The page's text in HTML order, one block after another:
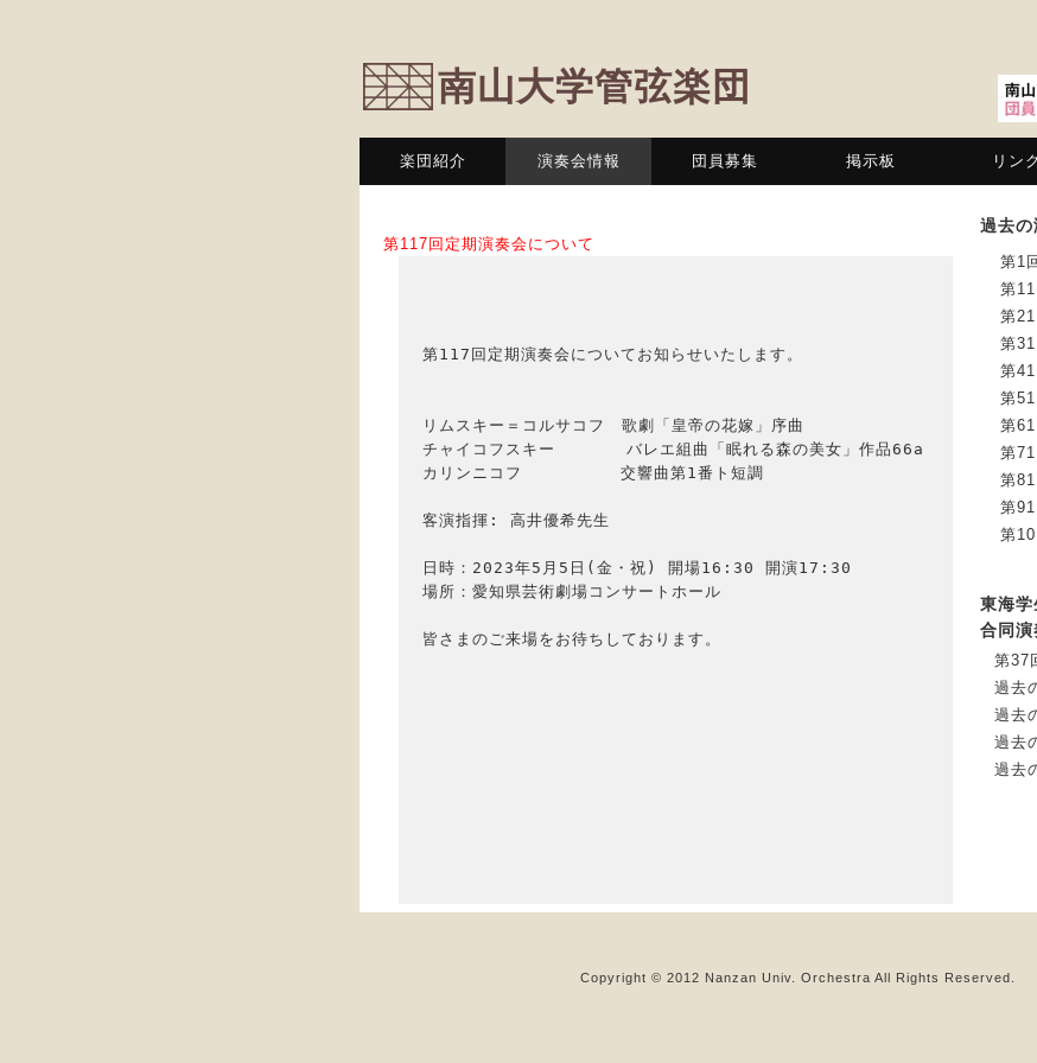
南山大学管弦楽団
楽団紹介 演奏会情報 団員募集 掲示板 リンク
第117回定期演奏会について
第117回定期演奏会についてお知らせいたします。
リムスキー＝コルサコフ　歌劇「皇帝の花嫁」序曲
チャイコフスキー　　　  バレエ組曲「眠れる森の美女」作品66a
カリンニコフ　　　　   交響曲第1番ト短調
客演指揮: 高井優希先生
日時：2023年5月5日(金・祝) 開場16:30 開演17:30
場所：愛知県芸術劇場コンサートホール
皆さまのご来場をお待ちしております。
過去の
第1
第
第
第
第
第
第
第
第
第
第
東海学
合同演
第37
過去
過去
過去
過去
Copyright © 2012 Nanzan Univ. Orchestra All Rights Reserved.